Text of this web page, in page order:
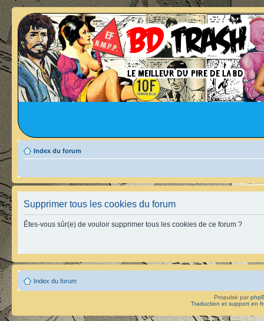
Index du forum
Supprimer tous les cookies du forum
Êtes-vous sûr(e) de vouloir supprimer tous les cookies de ce forum ?
Index du forum
Propulsé par
Traduction et support en